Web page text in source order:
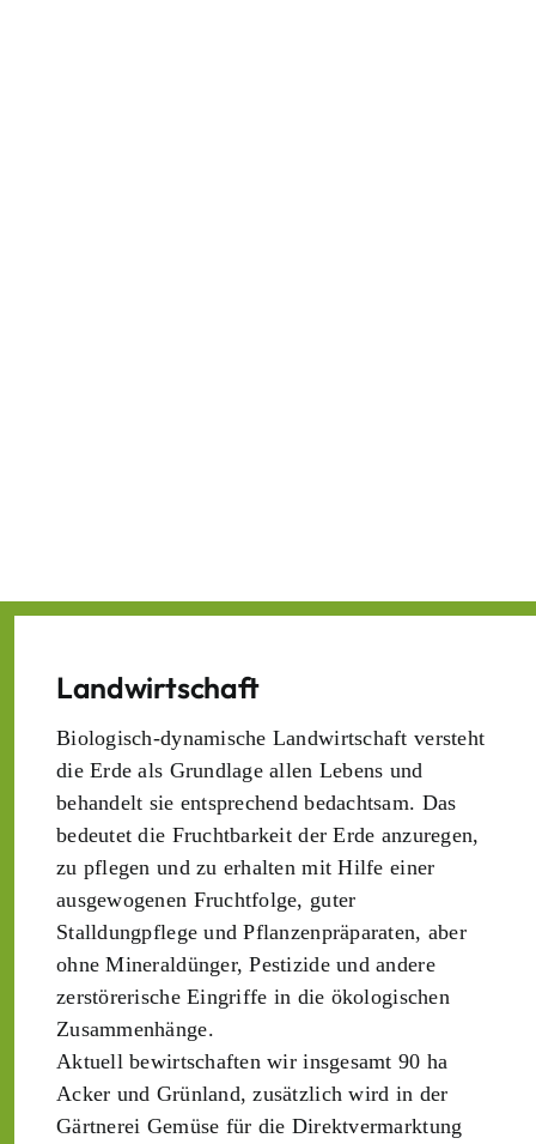
Landwirtschaft
Biologisch-dynamische Landwirtschaft versteht
die Erde als Grundlage allen Lebens und
behandelt sie entsprechend bedachtsam. Das
bedeutet die Fruchtbarkeit der Erde anzuregen,
zu pflegen und zu erhalten mit Hilfe einer
ausgewogenen Fruchtfolge, guter
Stalldungpflege und Pflanzenpräparaten, aber
ohne Mineraldünger, Pestizide und andere
zerstörerische Eingriffe in die ökologischen
Zusammenhänge.
Aktuell bewirtschaften wir insgesamt 90 ha
Acker und Grünland, zusätzlich wird in der
Gärtnerei Gemüse für die Direktvermarktung